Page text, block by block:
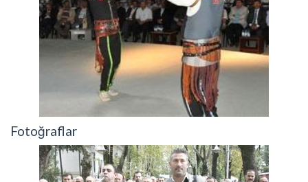
Fotoğraflar